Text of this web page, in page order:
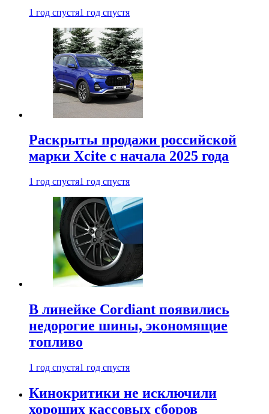
1 год спустя1 год спустя
Раскрыты продажи российской
марки Xcite с начала 2025 года
1 год спустя1 год спустя
В линейке Cordiant появились
недорогие шины, экономящие
топливо
1 год спустя1 год спустя
Кинокритики не исключили
хороших кассовых сборов